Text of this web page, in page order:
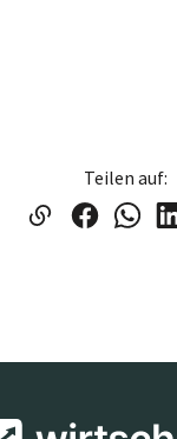
Teilen auf: